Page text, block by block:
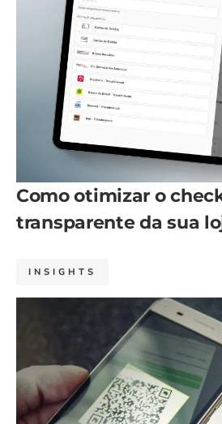
Como otimizar o
transparente da sua
INSIGHTS